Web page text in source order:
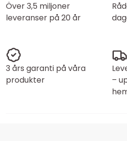
Över 3,5 miljoner
leveranser på 20 år
3 års garanti på våra
produkter
–